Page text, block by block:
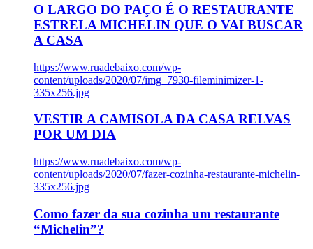
O LARGO DO PAÇO É O RESTAURANTE
ESTRELA MICHELIN QUE O VAI BUSCAR
A CASA
https://www.ruadebaixo.com/wp-
content/uploads/2020/07/img_7930-fileminimizer-1-
335x256.jpg
VESTIR A CAMISOLA DA CASA RELVAS
POR UM DIA
https://www.ruadebaixo.com/wp-
content/uploads/2020/07/fazer-cozinha-restaurante-michelin-
335x256.jpg
Como fazer da sua cozinha um restaurante
“Michelin”?